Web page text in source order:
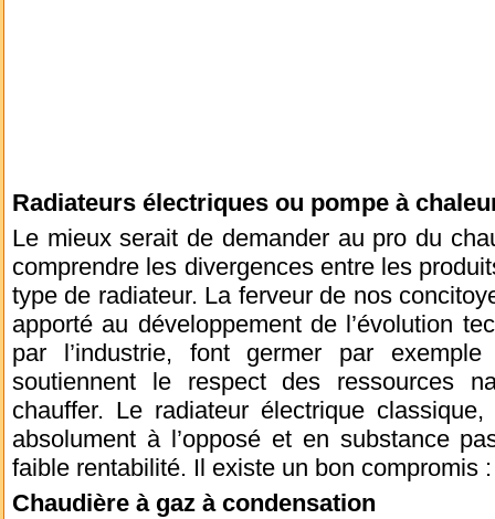
Radiateurs électriques ou pompe à
Le mieux serait de demander au pro du
comprendre les divergences entre les
type de radiateur. La ferveur de nos
apporté au développement de l’évolution
par l’industrie, font germer par
soutiennent le respect des ressources
chauffer. Le radiateur électrique
absolument à l’opposé et en substance
faible rentabilité. Il existe un bon compromis
Chaudière à gaz à condensation